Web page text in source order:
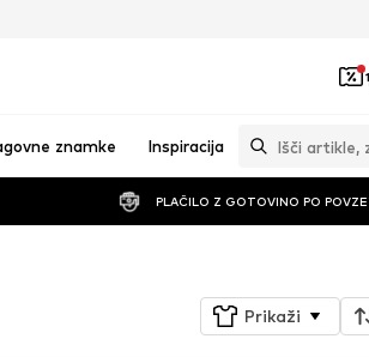
1
znamke Inspiracija
PLAČILO Z GOTOVINO PO
Prikaži